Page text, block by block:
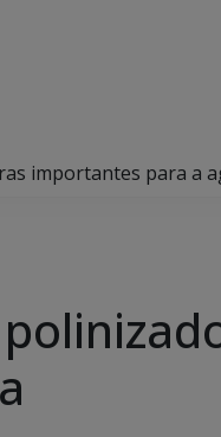
importantes para a